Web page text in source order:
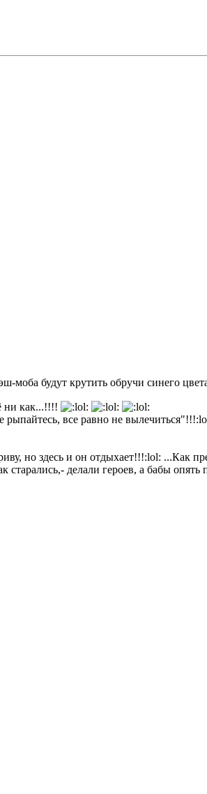
моба будут крутить обручи синего
ни как...!!!!
все равно не
но здесь и он отдыхает!!!:lol: ...Как
старались,- делали героев, а бабы опять